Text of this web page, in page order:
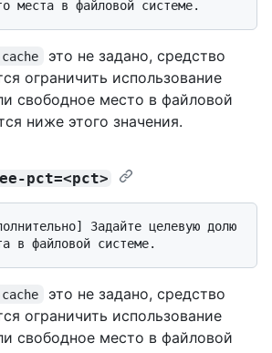
это не задано, средство
ограничить использование
свободное место в файловой
ниже этого значения.
pct=<pct>
это не задано, средство
ограничить использование
свободное место в файловой